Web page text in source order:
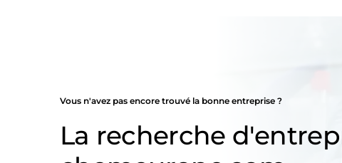
Vous n'avez pas encore trouvé la bonne entreprise ?
La recherche